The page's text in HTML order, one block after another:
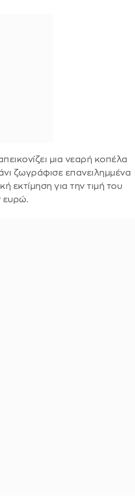
μια νεαρή κοπέλα
ζωγράφισε επανειλημμένα
εκτίμηση για την τιμή του
ευρώ.